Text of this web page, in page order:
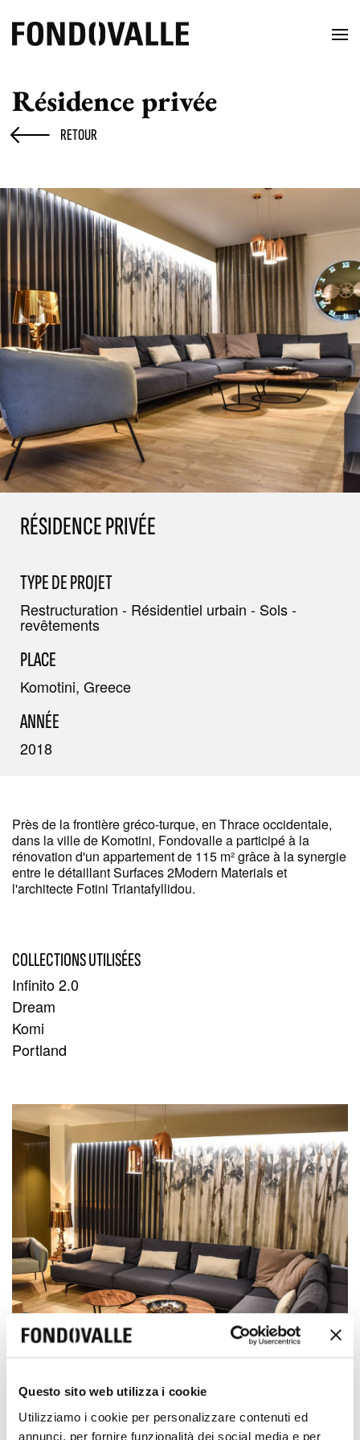
Questo sito web utilizza i cookie
Utilizziamo i cookie per personalizzare contenuti ed
annunci, per fornire funzionalità dei social media e per
RETOUR
Résidence privée
RÉSIDENCE PRIVÉE
TYPE DE PROJET
Restructuration - Résidentiel urbain - Sols -
revêtements
PLACE
Komotini, Greece
ANNÉE
2018
Près de la frontière gréco-turque, en Thrace occidentale,
dans la ville de Komotini, Fondovalle a participé à la
rénovation d'un appartement de 115 m² grâce à la synergie
entre le détaillant Surfaces 2Modern Materials et
l'architecte Fotini Triantafyllidou.
COLLECTIONS UTILISÉES
Infinito 2.0
Dream
Komi
Portland
Nombreuses sont les séries qui ont contribué à la
valorisation de l'appartement : Komi, dans sa déclinaison